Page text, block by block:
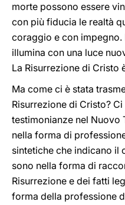
morte possono essere
con più fiducia le realtà
coraggio e con impegno.
illumina con una luce
La Risurrezione di Cristo
Ma come ci è stata
Risurrezione di Cristo?
testimonianze nel Nuovo
nella forma di
sintetiche che indicano il
sono nella forma di
Risurrezione e dei fatti
forma della professione